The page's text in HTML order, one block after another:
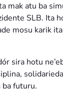
mak atu ba
SLB. Ita
mosu karik
sira hotu
futuru.